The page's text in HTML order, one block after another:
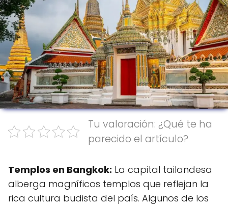
Tu valoración: ¿Qué te ha
parecido el artículo?
Templos en Bangkok: La capital tailandesa
alberga magníficos templos que reflejan la
rica cultura budista del país. Algunos de los